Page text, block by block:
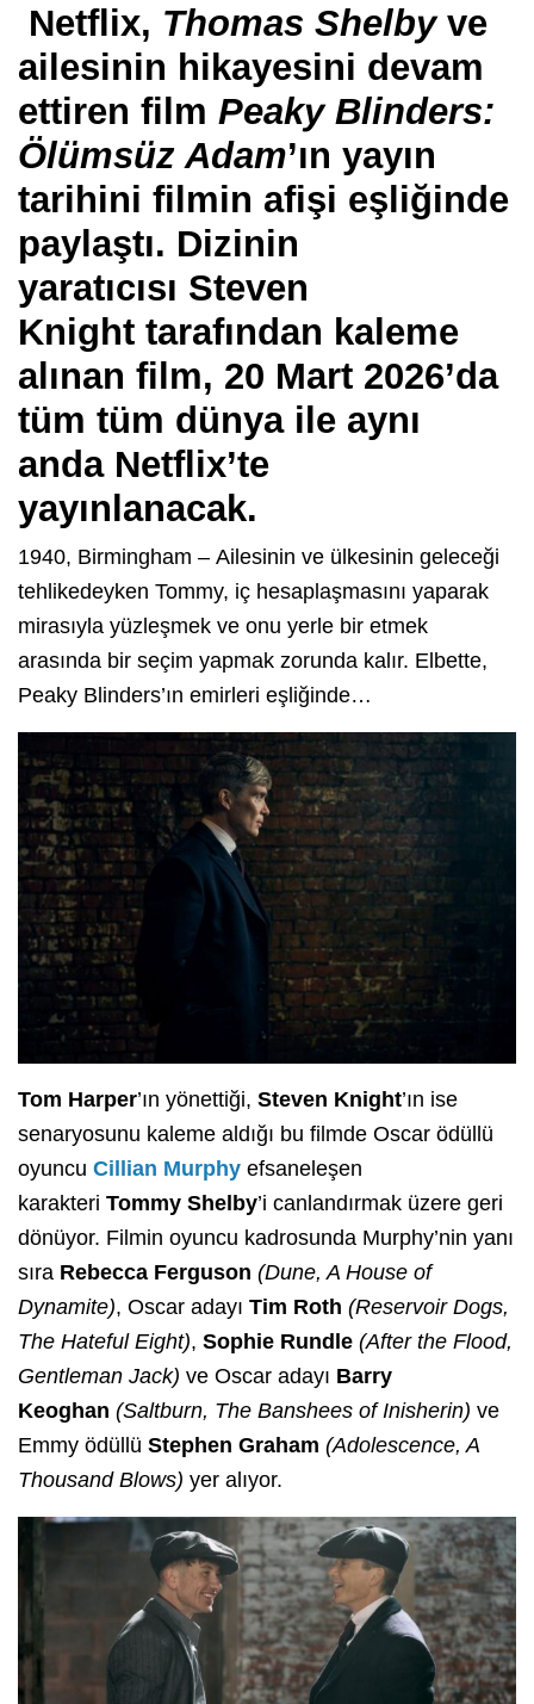
Netflix, Thomas Shelby ve
ailesinin hikayesini devam
ettiren film Peaky Blinders:
Ölümsüz Adam’ın yayın
tarihini filmin afişi eşliğinde
paylaştı. Dizinin
yaratıcısı Steven
Knight tarafından kaleme
alınan film, 20 Mart 2026’da
tüm tüm dünya ile aynı
anda Netflix’te
yayınlanacak.
1940, Birmingham – Ailesinin ve ülkesinin geleceği
tehlikedeyken Tommy, iç hesaplaşmasını yaparak
mirasıyla yüzleşmek ve onu yerle bir etmek
arasında bir seçim yapmak zorunda kalır. Elbette,
Peaky Blinders’ın emirleri eşliğinde…
Tom Harper’ın yönettiği, Steven Knight’ın ise
senaryosunu kaleme aldığı bu filmde Oscar ödüllü
oyuncu Cillian Murphy efsaneleşen
karakteri Tommy Shelby’i canlandırmak üzere geri
dönüyor. Filmin oyuncu kadrosunda Murphy’nin yanı
sıra Rebecca Ferguson (Dune, A House of
Dynamite), Oscar adayı Tim Roth (Reservoir Dogs,
The Hateful Eight), Sophie Rundle (After the Flood,
Gentleman Jack) ve Oscar adayı Barry
Keoghan (Saltburn, The Banshees of Inisherin) ve
Emmy ödüllü Stephen Graham (Adolescence, A
Thousand Blows) yer alıyor.